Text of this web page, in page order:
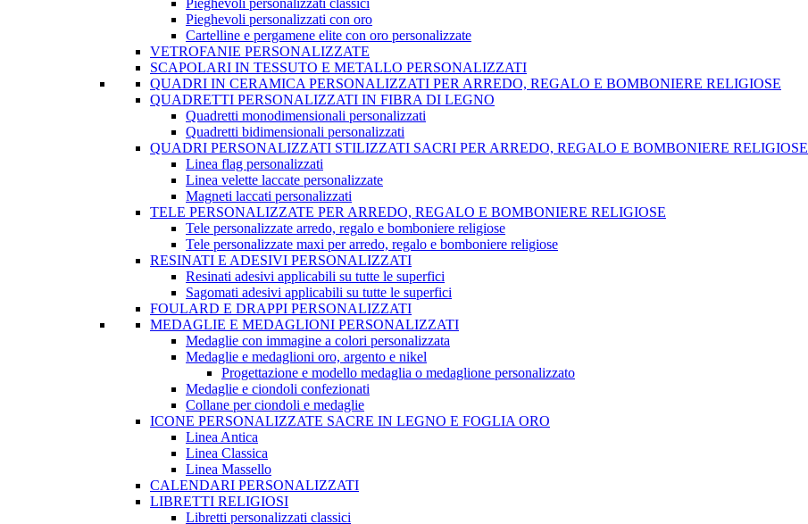
Pieghevoli personalizzati classici
Pieghevoli personalizzati con oro
Cartelline e pergamene elite con oro personalizzate
VETROFANIE PERSONALIZZATE
SCAPOLARI IN TESSUTO E METALLO PERSONALIZZATI
QUADRI IN CERAMICA PERSONALIZZATI PER ARREDO, REGALO E BOMBONIERE RELIGIOSE
QUADRETTI PERSONALIZZATI IN FIBRA DI LEGNO
Quadretti monodimensionali personalizzati
Quadretti bidimensionali personalizzati
QUADRI PERSONALIZZATI STILIZZATI SACRI PER ARREDO, REGALO E BOMBONIERE RELIGIOSE
Linea flag personalizzati
Linea velette laccate personalizzate
Magneti laccati personalizzati
TELE PERSONALIZZATE PER ARREDO, REGALO E BOMBONIERE RELIGIOSE
Tele personalizzate arredo, regalo e bomboniere religiose
Tele personalizzate maxi per arredo, regalo e bomboniere religiose
RESINATI E ADESIVI PERSONALIZZATI
Resinati adesivi applicabili su tutte le superfici
Sagomati adesivi applicabili su tutte le superfici
FOULARD E DRAPPI PERSONALIZZATI
MEDAGLIE E MEDAGLIONI PERSONALIZZATI
Medaglie con immagine a colori personalizzata
Medaglie e medaglioni oro, argento e nikel
Progettazione e modello medaglia o medaglione personalizzato
Medaglie e ciondoli confezionati
Collane per ciondoli e medaglie
ICONE PERSONALIZZATE SACRE IN LEGNO E FOGLIA ORO
Linea Antica
Linea Classica
Linea Massello
CALENDARI PERSONALIZZATI
LIBRETTI RELIGIOSI
Libretti personalizzati classici